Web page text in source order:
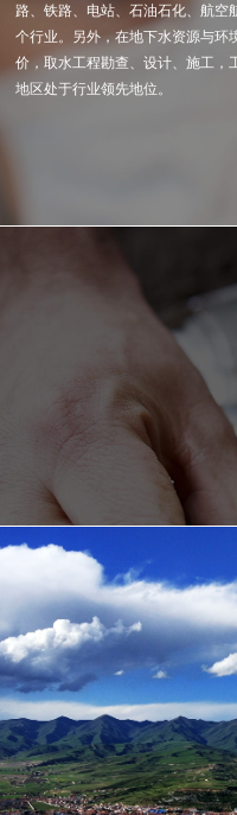
路、铁路、电站、石油石化、航空
个行业。另外，在地下水资源与环
价，取水工程勘查、设计、施工，
地区处于行业领先地位。